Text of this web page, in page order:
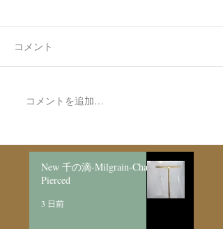
7月最後の日録
コメント
コメントを追加…
New 千の滴-Milgrain-Chain
Pierced
3 日前